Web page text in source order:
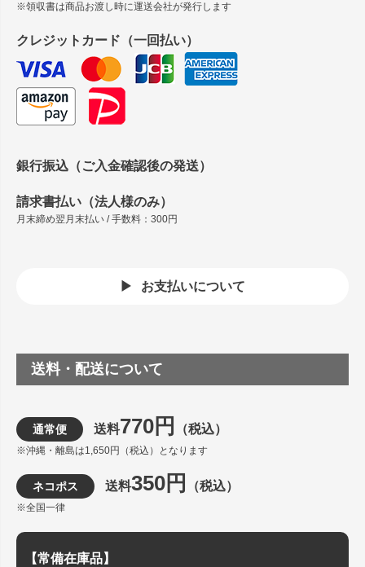
※領収書は商品お渡し時に運送会社が発行します
クレジットカード（一回払い）
銀行振込（ご入金確認後の発送）
請求書払い（法人様のみ）
月末締め翌月末払い / 手数料：300円
お支払いについて
送料・配送について
通常便 送料770円 （税込）
※沖縄・離島は1,650円（税込）となります
ネコポス 送料350円 （税込）
※全国一律
【常備在庫品】